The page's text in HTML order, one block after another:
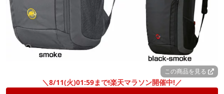
この商品を見る
＼8/11(火)01:59まで!楽天マラソン開催中!／